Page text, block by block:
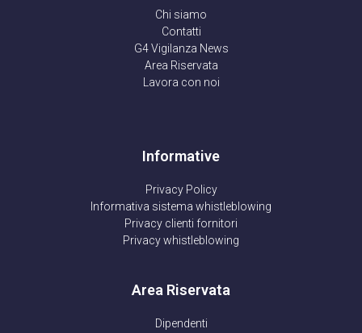
Chi siamo
Contatti
G4 Vigilanza News
Area Riservata
Lavora con noi
Informative
Privacy Policy
Informativa sistema whistleblowing
Privacy clienti fornitori
Privacy whistleblowing
Area Riservata
Dipendenti